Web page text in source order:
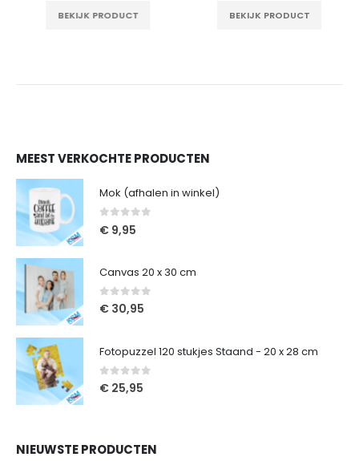
BEKIJK PRODUCT BEKIJK PRODUCT
MEEST VERKOCHTE PRODUCTEN
Mok (afhalen in winkel)
0out of 5
€ 9,95
Canvas 20 x 30 cm
0out of 5
€ 30,95
Fotopuzzel 120 stukjes Staand - 20 x 28 cm
0out of 5
€ 25,95
NIEUWSTE PRODUCTEN